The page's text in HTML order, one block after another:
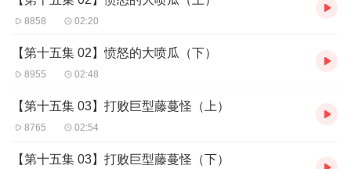
8858 02:20
【第十五集 02】愤怒的大喷瓜（下）
8955 02:48
【第十五集 03】打败巨型藤蔓怪（上）
8765 02:54
【第十五集 03】打败巨型藤蔓怪（下）